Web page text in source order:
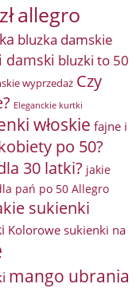
allegro
bluzka damskie
damski bluzki to 50
wyprzedaż Czy
Eleganckie kurtki
włoskie fajne i
po 50?
30 latki? jakie
pań po 50 Allegro
sukienki
Kolorowe sukienki na
mango ubrania